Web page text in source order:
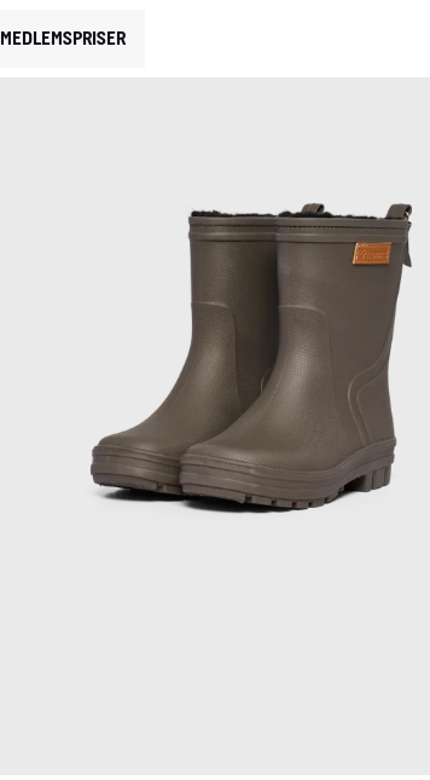
MEDLEMSPRISER